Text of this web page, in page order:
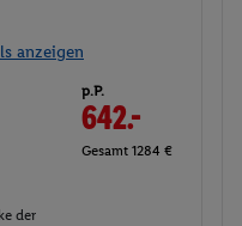
anzeigen
p.P.
642.-
Gesamt 1284 €
der